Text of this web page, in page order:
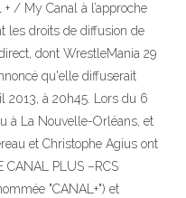
/ My Canal à l’approche
les droits de diffusion de
dont WrestleMania 29
qu'elle diffuserait
2013, à 20h45. Lors du 6
à La Nouvelle-Orléans, et
et Christophe Agius ont
CANAL PLUS –RCS
"CANAL+") et